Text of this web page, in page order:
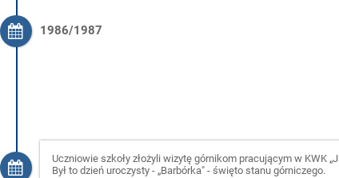
1986/1987
Uczniowie szkoły złożyli wizytę górnikom pracującym w KWK
Był to dzień uroczysty - „Barbórka" - święto stanu górniczego.